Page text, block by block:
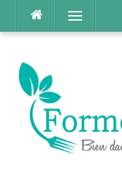
contenu
Menu